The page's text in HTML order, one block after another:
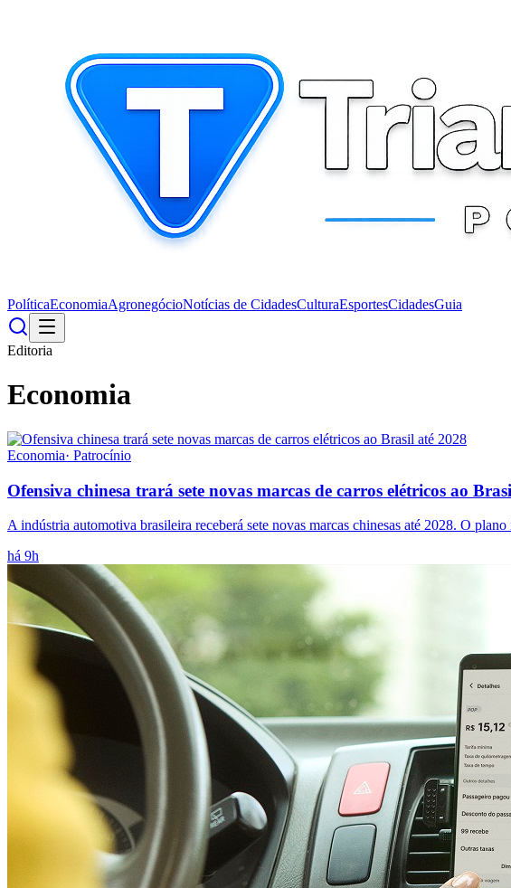
PolíticaEconomiaAgronegócioNotícias de CidadesCulturaEsportesCidadesGuia
Editoria
Economia
Economia· Patrocínio
Ofensiva chinesa trará sete novas marcas de carros elétricos ao
A indústria automotiva brasileira receberá sete novas marcas chinesas até 2028. O
há 9h